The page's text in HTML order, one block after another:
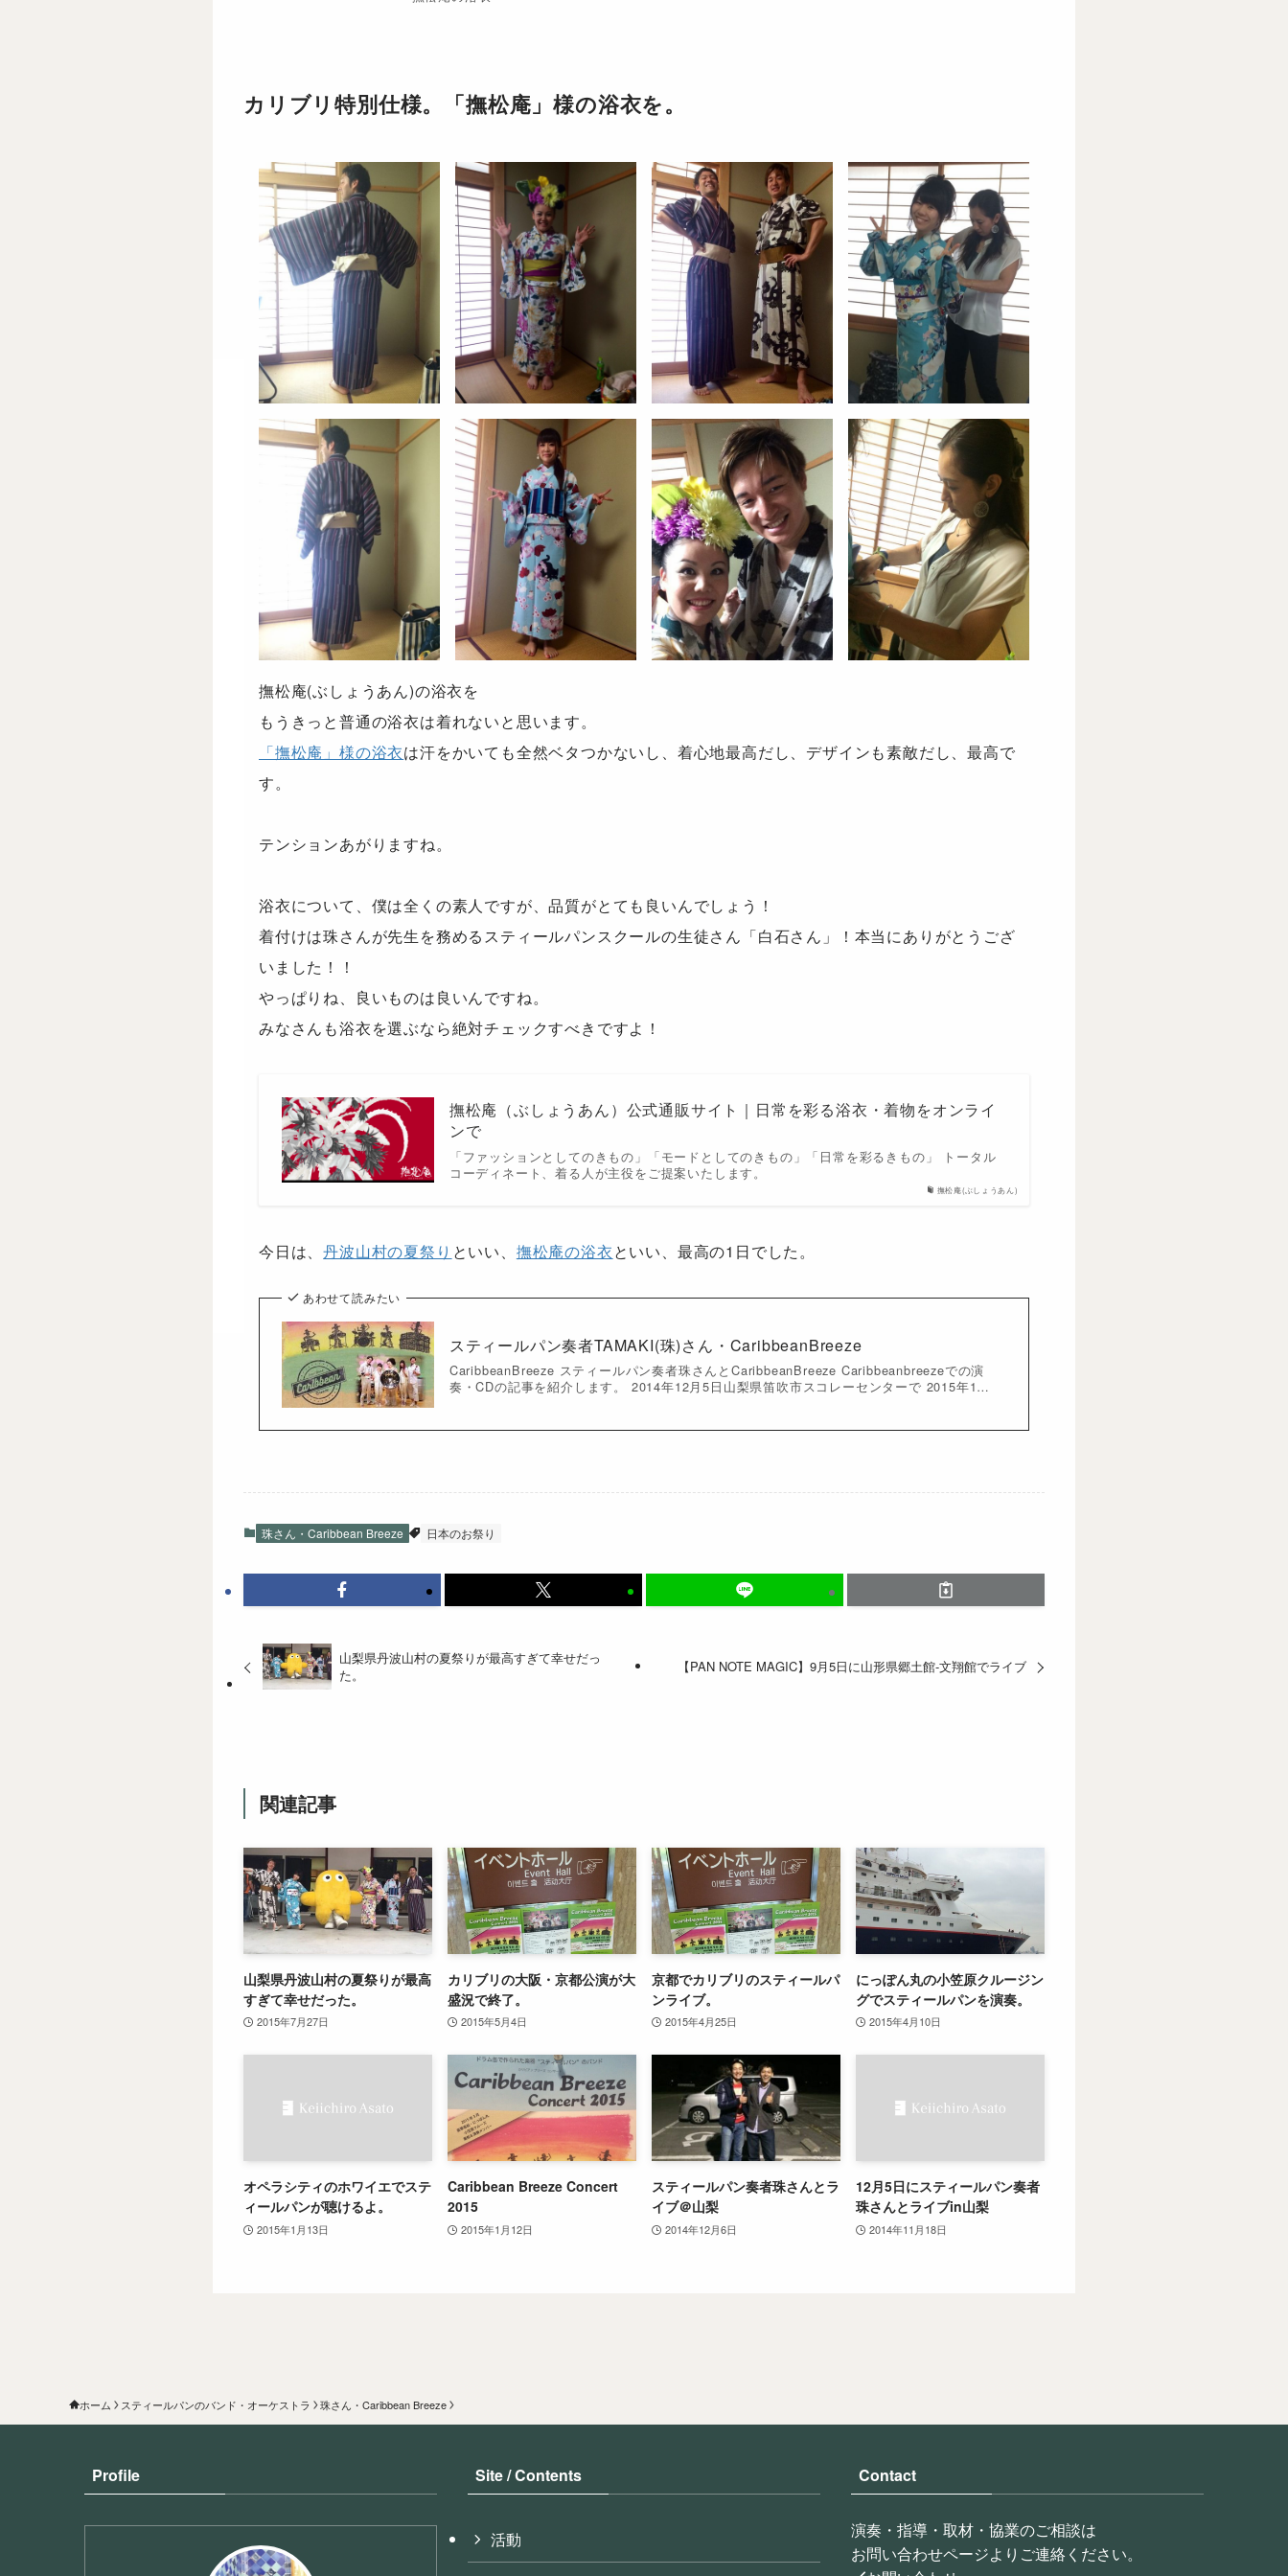
カリブリ特別仕様。「撫松庵」様の浴衣を。
撫松庵(ぶしょうあん)の浴衣を
もうきっと普通の浴衣は着れないと思います。
「撫松庵」様の浴衣は汗をかいても全然ベタつかないし、着心地最高だし、デザインも素敵だし、最高で
す。
テンションあがりますね。
浴衣について、僕は全くの素人ですが、品質がとても良いんでしょう！
着付けは珠さんが先生を務めるスティールパンスクールの生徒さん「白石さん」！本当にありがとうござ
いました！！
やっぱりね、良いものは良いんですね。
みなさんも浴衣を選ぶなら絶対チェックすべきですよ！
撫松庵(ぶしょうあん)
撫松庵（ぶしょうあん）公式通販サイト｜日常を彩る浴衣・着物をオンライ
ンで
「ファッションとしてのきもの」「モードとしてのきもの」「日常を彩るきもの」 トータル
コーディネート、着る人が主役をご提案いたします。
今日は、丹波山村の夏祭り といい、 撫松庵の浴衣といい、最高の1日でした。
あわせて読みたい
スティールパン奏者TAMAKI(珠)さん・CaribbeanBreeze
CaribbeanBreeze スティールパン奏者珠さんとCaribbeanBreeze Caribbeanbreezeでの演
奏・CDの記事を紹介します。 2014年12月5日山梨県笛吹市スコレーセンターで 2015年1…
珠さん・Caribbean Breeze 日本のお祭り
山梨県丹波山村の夏祭りが最高すぎて幸せだっ
た。
【PAN NOTE MAGIC】9月5日に山形県郷土館-文翔館でライブ
関連記事
山梨県丹波山村の夏祭りが最高
すぎて幸せだった。
2015年7月27日
カリブリの大阪・京都公演が大
盛況で終了。
2015年5月4日
京都でカリブリのスティールパ
ンライブ。
2015年4月25日
にっぽん丸の小笠原クルージン
グでスティールパンを演奏。
2015年4月10日
オペラシティのホワイエでステ
ィールパンが聴けるよ。
2015年1月13日
Caribbean Breeze Concert
2015
2015年1月12日
スティールパン奏者珠さんとラ
イブ＠山梨
2014年12月6日
12月5日にスティールパン奏者
珠さんとライブin山梨
2014年11月18日
ホーム スティールパンのバンド・オーケストラ 珠さん・Caribbean Breeze
Profile Site / Contents
活動
Contact
演奏・指導・取材・協業のご相談は
お問い合わせページよりご連絡ください。